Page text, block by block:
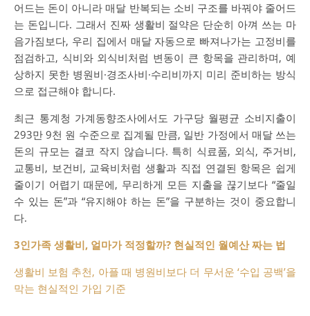
어드는 돈이 아니라 매달 반복되는 소비 구조를 바꿔야 줄어드
는 돈입니다. 그래서 진짜 생활비 절약은 단순히 아껴 쓰는 마
음가짐보다, 우리 집에서 매달 자동으로 빠져나가는 고정비를
점검하고, 식비와 외식비처럼 변동이 큰 항목을 관리하며, 예
상하지 못한 병원비·경조사비·수리비까지 미리 준비하는 방식
으로 접근해야 합니다.
최근 통계청 가계동향조사에서도 가구당 월평균 소비지출이
293만 9천 원 수준으로 집계될 만큼, 일반 가정에서 매달 쓰는
돈의 규모는 결코 작지 않습니다. 특히 식료품, 외식, 주거비,
교통비, 보건비, 교육비처럼 생활과 직접 연결된 항목은 쉽게
줄이기 어렵기 때문에, 무리하게 모든 지출을 끊기보다 “줄일
수 있는 돈”과 “유지해야 하는 돈”을 구분하는 것이 중요합니
다.
3인가족 생활비, 얼마가 적정할까? 현실적인 월예산 짜는 법
생활비 보험 추천, 아플 때 병원비보다 더 무서운 ‘수입 공백’을
막는 현실적인 가입 기준